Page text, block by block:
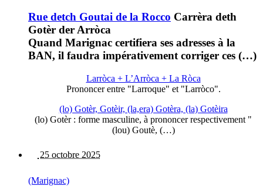
Rue detch Goutai de la Rocco Carrèra deth
Gotèr der Arròca
Quand Marignac certifiera ses adresses à la
BAN, il faudra impérativement corriger ces (…)
Larròca + L’Arròca + La Ròca
Prononcer entre "Larroque" et "Larròco".
(lo) Gotèr, Gotèir, (la,era) Gotèra, (la) Gotèira
(lo) Gotèr : forme masculine, à prononcer respectivement "
(lou) Goutè, (…)
25 octobre 2025
(Marignac)